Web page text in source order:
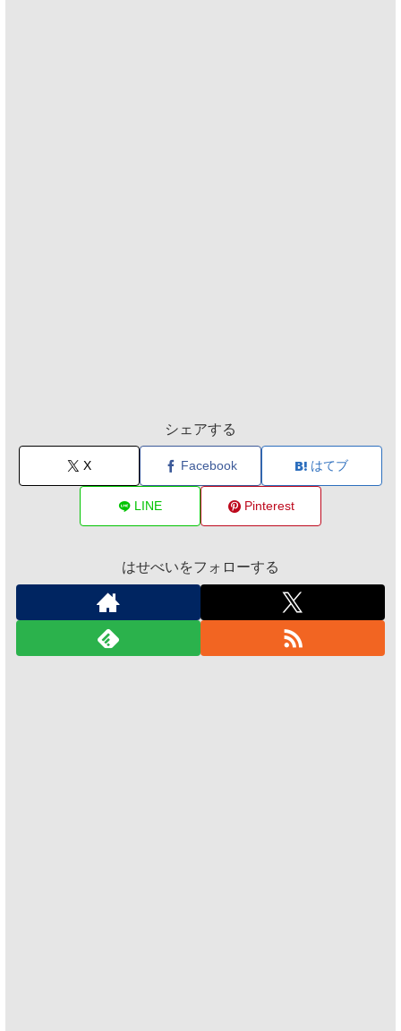
シェアする
X Facebook はてブ
LINE Pinterest
はせべいをフォローする